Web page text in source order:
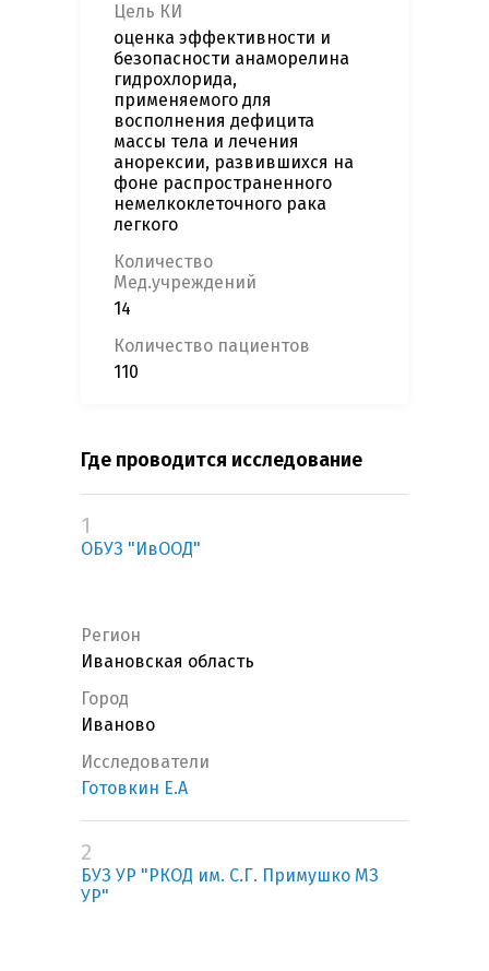
Цель КИ
оценка эффективности и
безопасности анаморелина
гидрохлорида,
применяемого для
восполнения дефицита
массы тела и лечения
анорексии, развившихся на
фоне распространенного
немелкоклеточного рака
легкого
Количество
Мед.учреждений
14
Количество пациентов
110
Где проводится исследование
1
ОБУЗ "ИвООД"
Регион
Ивановская область
Город
Иваново
Исследователи
Готовкин Е.А
2
БУЗ УР "РКОД им. С.Г. Примушко МЗ
УР"